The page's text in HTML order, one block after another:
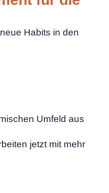
Habits in den
Umfeld aus
jetzt mit mehr